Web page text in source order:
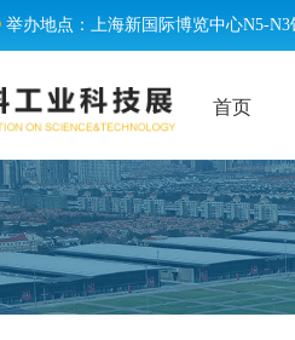
举办地点：上海新国际博览中心N5-N3
首页